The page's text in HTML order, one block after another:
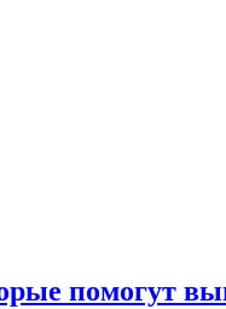
помогут